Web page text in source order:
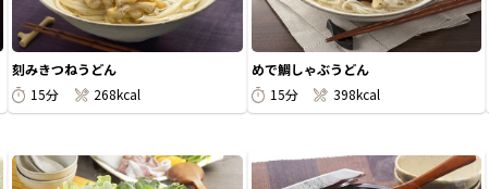
刻みきつねうどん
15分
268kcal
めで鯛しゃぶうどん
15分
398kcal